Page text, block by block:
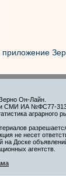
приложение
Он-Лайн
СМИ ИА №ФС77-
аграрного
не несет
на Доске
агентств.